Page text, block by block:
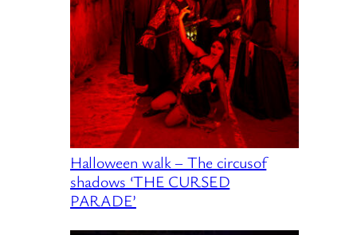
Halloween walk – The circusof
shadows ‘THE CURSED
PARADE’